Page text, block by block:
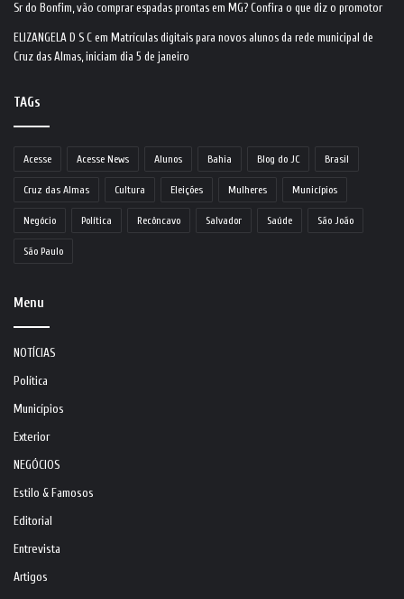
Sr do Bonfim, vão comprar espadas prontas em MG? Confira o que diz o promotor
ELIZANGELA D S C em Matrículas digitais para novos alunos da rede municipal de
Cruz das Almas, iniciam dia 5 de janeiro
TAGs
Acesse Acesse News Alunos Bahia Blog do JC Brasil
Cruz das Almas Cultura Eleições Mulheres Municípios
Negócio Política Recôncavo Salvador Saúde São João
São Paulo
Menu
NOTÍCIAS
Política
Municípios
Exterior
NEGÓCIOS
Estilo & Famosos
Editorial
Entrevista
Artigos